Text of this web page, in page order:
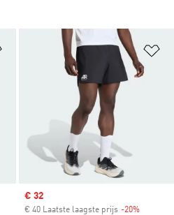
Op verlanglijst zetten
Sale price
€ 32
€ 40 Laatste laagste prijs -20%